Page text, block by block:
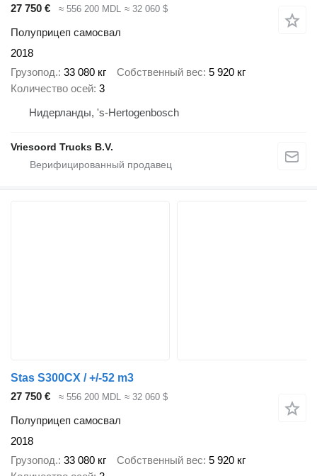
27 750 € ≈ 556 200 MDL ≈ 32 060 $
Полуприцеп самосвал
2018
Грузопод. 33 080 кг Собственный вес 5 920 кг
Количество осей 3
Нидерланды, 's-Hertogenbosch
Vriesoord Trucks B.V.
Stas S300CX / +/-52 m3
27 750 €
≈ 556 200 MDL ≈ 32 060 $
Полуприцеп самосвал
2018
Грузопод. 33 080 кг Собственный вес 5 920 кг